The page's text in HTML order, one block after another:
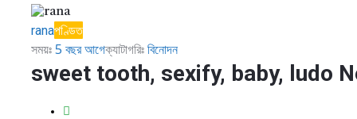
Latest
প্রশ্ন
ranaপণ্ডিত
সময়ঃ5 বছর আগেক্যাটাগরিঃবিনোদন
sweet tooth, sexify, baby, ludo